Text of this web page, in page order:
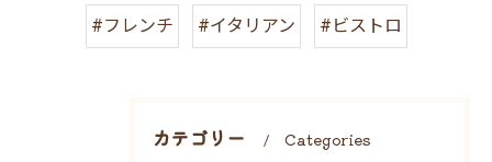
#フレンチ #イタリアン #ビストロ
カテゴリー Categories